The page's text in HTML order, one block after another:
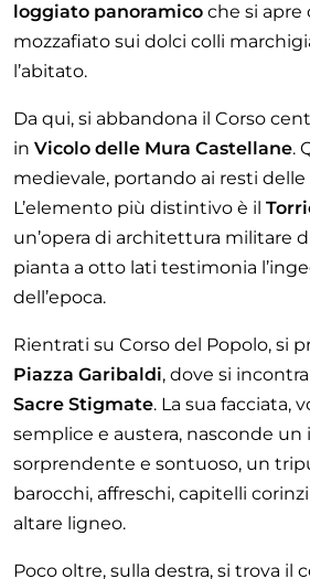
loggiato panoramico che si apre
mozzafiato sui dolci colli
l’abitato.
Da qui, si abbandona il Corso
in Vicolo delle Mura Castellane.
medievale, portando ai resti
L’elemento più distintivo è il
un’opera di architettura militare
pianta a otto lati testimonia
dell’epoca.
Rientrati su Corso del Popolo, si
Piazza Garibaldi, dove si
Sacre Stigmate. La sua facciata,
semplice e austera, nasconde
sorprendente e sontuoso, un
barocchi, affreschi, capitelli
altare ligneo.
Poco oltre, sulla destra, si trova il